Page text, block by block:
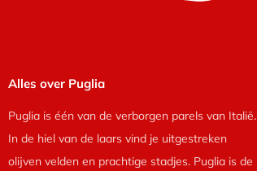
Alles over Puglia
Puglia is één van de verborgen parels van Italië.
In de hiel van de laars vind je uitgestreken
olijven velden en prachtige stadjes. Puglia is de